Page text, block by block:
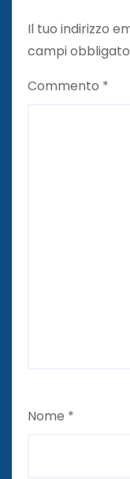
Il tuo indirizzo
campi
Commento *
Nome *